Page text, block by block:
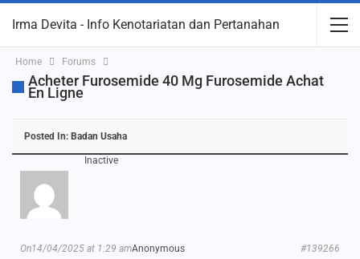
Irma Devita - Info Kenotariatan dan Pertanahan
Home Forums
Acheter Furosemide 40 Mg Furosemide Achat
En Ligne
Posted In: Badan Usaha
Inactive
Anonymous
On14/04/2025 at 1:29 am #139266